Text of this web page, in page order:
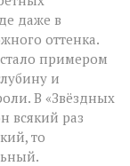
даже в
оттенка.
стало примером
и
В «Звёздных
всякий раз
то